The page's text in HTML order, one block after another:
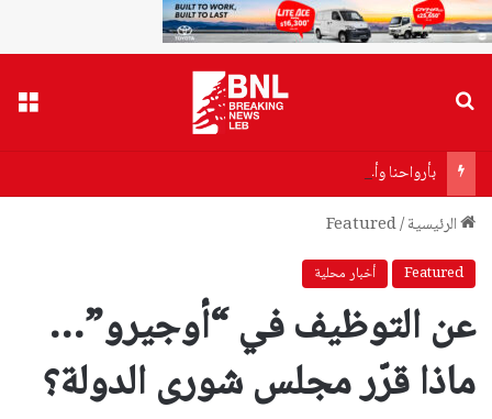
الرئيسية/
Featured
Featured أخبار محلية
عن التوظيف في “أوجيرو”…
ماذا قرّر مجلس شورى الدولة؟